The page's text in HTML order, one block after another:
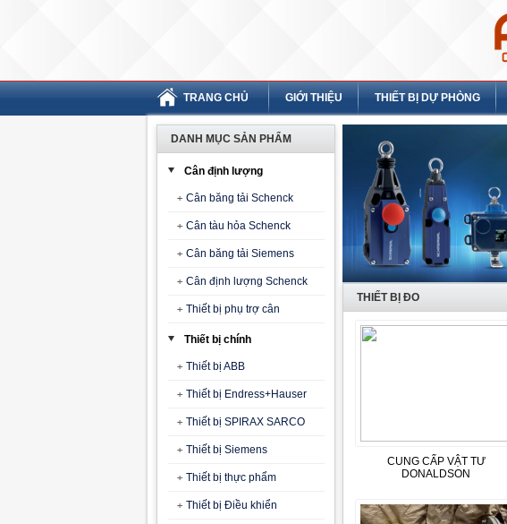
TRANG CHỦ GIỚI THIỆU THIẾT BỊ DỰ PHÒNG
DANH MỤC SẢN PHẨM
Cân định lượng
Cân băng tải Schenck
Cân tàu hỏa Schenck
Cân băng tải Siemens
Cân định lượng Schenck
Thiết bị phụ trợ cân
Thiết bị chính
Thiết bị ABB
Thiết bị Endress+Hauser
Thiết bị SPIRAX SARCO
Thiết bị Siemens
Thiết bị thực phẩm
Thiết bị Điều khiển
THIẾT BỊ ĐO
CUNG CẤP VẬT TƯ
DONALDSON